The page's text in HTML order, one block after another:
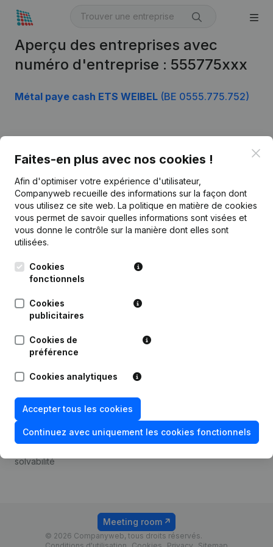
Aperçu des entreprises avec
numéro d'entreprise : 555775xxx
Métal paye cash ETS WEIBEL (BE 0555.775.752)
Faites-en plus avec nos cookies !
Afin d'optimiser votre expérience d'utilisateur,
Companyweb recueille des informations sur la façon dont
vous utilisez ce site web. La politique en matière de cookies
vous permet de savoir quelles informations sont visées et
vous donne le contrôle sur la manière dont elles sont
utilisées.
Cookies
fonctionnels
Cookies
publicitaires
Cookies de
préférence
Cookies analytiques
Accepter tous les cookies
Continuez avec uniquement les cookies fonctionnels
Français
Kantorenpark Everest
Leuvensesteenweg
1800 Vilvoorde
Informations d’entreprise
Monitoring
Recherche internationale
Prospection
Compliance et prévention
de la fraude
Consulter des comptes
Recherche de numéro de
TVA
solvabilité
Tarifs
© 2026 Companyweb, tous droits réservés.
Meeting room